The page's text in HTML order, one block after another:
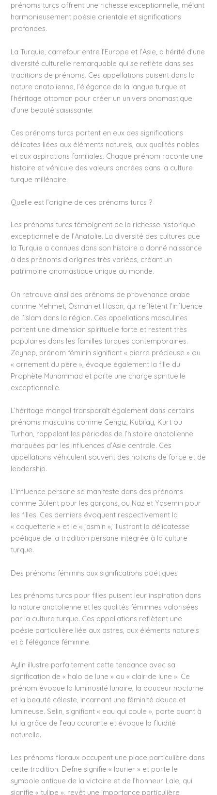
prénoms turcs offrent une richesse exceptionnelle, mêlant
harmonieusement poésie orientale et significations
profondes.
La Turquie, carrefour entre l’Europe et l’Asie, a hérité d’une
diversité culturelle remarquable qui se reflète dans ses
traditions de prénoms. Ces appellations puisent dans la
nature anatolienne, l’élégance de la langue turque et
l’héritage ottoman pour créer un univers onomastique
d’une beauté saisissante.
Ces prénoms turcs portent en eux des significations
délicates liées aux éléments naturels, aux qualités nobles
et aux aspirations familiales. Chaque prénom raconte une
histoire et véhicule des valeurs ancrées dans la culture
turque millénaire.
Quelle est l’origine de ces prénoms turcs ?
Les prénoms turcs témoignent de la richesse historique
exceptionnelle de l’Anatolie. La diversité des cultures que
la Turquie a connues dans son histoire a donné naissance
à des prénoms d’origines très variées, créant un
patrimoine onomastique unique au monde.
On retrouve ainsi des prénoms de provenance arabe
comme Mehmet, Osman et Hasan, qui reflètent l’influence
de l’islam dans la région. Ces appellations masculines
portent une dimension spirituelle forte et restent très
populaires dans les familles turques contemporaines.
Zeynep, prénom féminin signifiant « pierre précieuse » ou
« ornement du père », évoque également la fille du
Prophète Muhammad et porte une charge spirituelle
exceptionnelle.
L’héritage mongol transparaît également dans certains
prénoms masculins comme Cengiz, Kubilay, Kurt ou
Turhan, rappelant les périodes de l’histoire anatolienne
marquées par les influences d’Asie centrale. Ces
appellations véhiculent souvent des notions de force et de
leadership.
L’influence persane se manifeste dans des prénoms
comme Bülent pour les garçons, ou Naz et Yasemin pour
les filles. Ces derniers évoquent respectivement la
« coquetterie » et le « jasmin », illustrant la délicatesse
poétique de la tradition persane intégrée à la culture
turque.
Des prénoms féminins aux significations poétiques
Les prénoms turcs pour filles puisent leur inspiration dans
la nature anatolienne et les qualités féminines valorisées
par la culture turque. Ces appellations reflètent une
poésie particulière liée aux astres, aux éléments naturels
et à l’élégance féminine.
Aylin illustre parfaitement cette tendance avec sa
signification de « halo de lune » ou « clair de lune ». Ce
prénom évoque la luminosité lunaire, la douceur nocturne
et la beauté céleste, incarnant une féminité douce et
lumineuse. Selin, signifiant « eau qui coule », porte quant à
lui la grâce de l’eau courante et évoque la fluidité
naturelle.
Les prénoms floraux occupent une place particulière dans
cette tradition. Defne signifie « laurier » et porte le
symbole antique de la victoire et de l’honneur. Lale, qui
signifie « tulipe », revêt une importance particulière